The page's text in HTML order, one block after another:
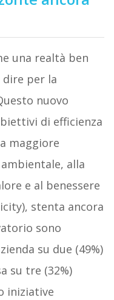
una realtà ben
dire per la
nuovo
di efficienza
maggiore
alla
e al benessere
stenta ancora
sono
su due (49%)
su tre (32%)
iniziative